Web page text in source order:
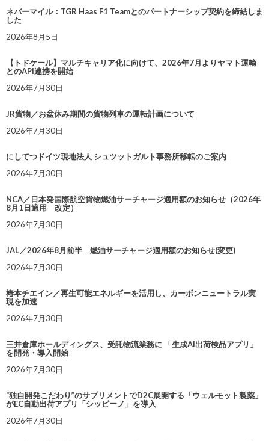
ネバーマイル：TGR Haas F1 Teamとのパートナーシップ契約を締結しま
した
2026年8月5日
【トドケール】マルチキャリア化に向けて、2026年7月よりヤマト運輸
とのAPI連携を開始
2026年7月30日
JR貨物／お盆休み期間の貨物列車の運転計画について
2026年7月30日
にしてつドイツ現地法人 シュツットガルト事務所移転のご案内
2026年7月30日
NCA／日本発国際航空貨物燃油サーチャージ適用額のお知らせ（2026年
8月1日適用 改定）
2026年7月30日
JAL／2026年8月前半 燃油サーチャージ適用額のお知らせ(変更)
2026年7月30日
椿本チエイン／再生可能エネルギーを活用し、カーボンニュートラル実
現を加速
2026年7月30日
三井倉庫ホールディングス、受託物流業務に 「生成AI出荷検品アプリ」
を開発・導入開始
2026年7月30日
“独自開発こだわり”のサプリメントでD2C展開する「ウェルモット製薬」
がEC自動出荷アプリ「シッピーノ」を導入
2026年7月30日